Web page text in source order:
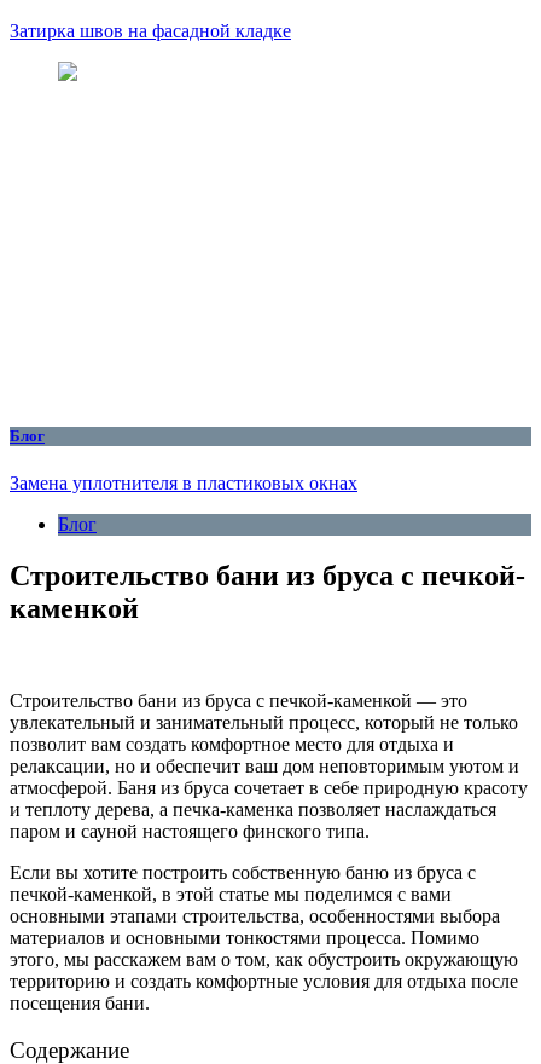
Затирка швов на фасадной кладке
Блог
Замена уплотнителя в пластиковых окнах
Блог
Строительство бани из бруса с печкой-
каменкой
Строительство бани из бруса с печкой-каменкой — это
увлекательный и занимательный процесс, который не только
позволит вам создать комфортное место для отдыха и
релаксации, но и обеспечит ваш дом неповторимым уютом и
атмосферой. Баня из бруса сочетает в себе природную красоту
и теплоту дерева, а печка-каменка позволяет наслаждаться
паром и сауной настоящего финского типа.
Если вы хотите построить собственную баню из бруса с
печкой-каменкой, в этой статье мы поделимся с вами
основными этапами строительства, особенностями выбора
материалов и основными тонкостями процесса. Помимо
этого, мы расскажем вам о том, как обустроить окружающую
территорию и создать комфортные условия для отдыха после
посещения бани.
Содержание